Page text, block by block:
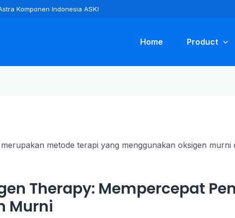
Komponen Indonesia ASKI
Home Product
Therapy: Mempercepat
Murni